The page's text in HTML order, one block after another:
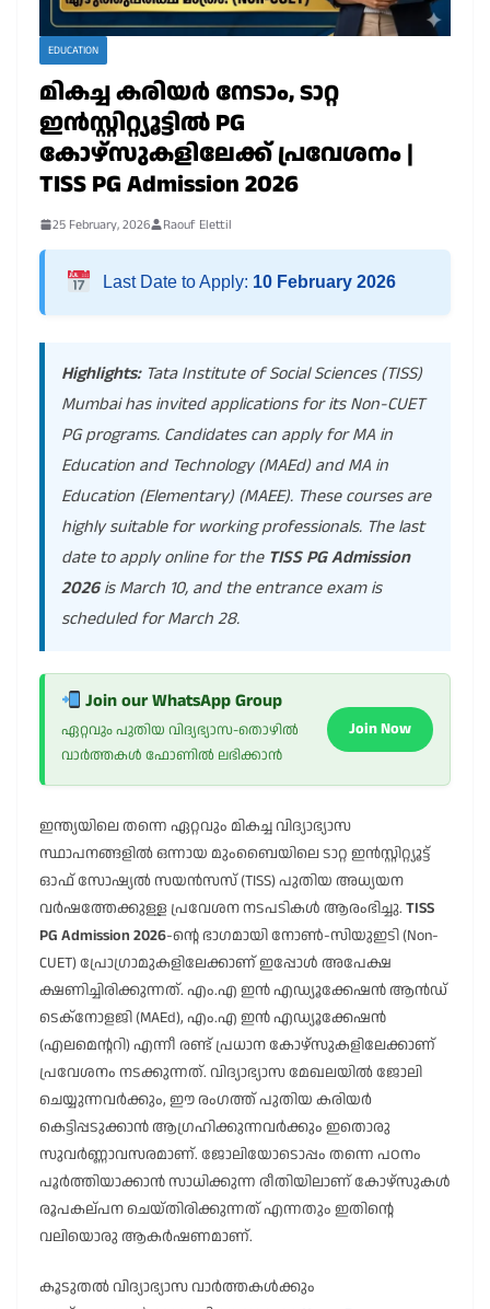
EDUCATION
മികച്ച കരിയർ നേടാം, ടാറ്റ
ഇൻസ്റ്റിറ്റ്യൂട്ടിൽ PG
കോഴ്സുകളിലേക്ക് പ്രവേശനം |
TISS PG Admission 2026
25 February, 2026 Raouf Elettil
Last Date to Apply: 10 February 2026
Highlights:Tata Institute of Social Sciences (TISS)
Mumbai has invited applications for its Non-CUET
PG programs. Candidates can apply for MA in
Education and Technology (MAEd) and MA in
Education (Elementary) (MAEE). These courses are
highly suitable for working professionals. The last
date to apply online for the TISS PG Admission
2026is March 10, and the entrance exam is
scheduled for March 28.
Join our WhatsApp Group
ഏറ്റവും പുതിയ വിദ്യഭ്യാസ-തൊഴിൽ
വാർത്തകൾ ഫോണിൽ ലഭിക്കാൻ
Join Now
ഇന്ത്യയിലെ തന്നെ ഏറ്റവും മികച്ച വിദ്യാഭ്യാസ
സ്ഥാപനങ്ങളിൽ ഒന്നായ മുംബൈയിലെ ടാറ്റ ഇൻസ്റ്റിറ്റ്യൂട്ട്
ഓഫ് സോഷ്യൽ സയൻസസ് (TISS) പുതിയ അധ്യയന
വർഷത്തേക്കുള്ള പ്രവേശന നടപടികൾ ആരംഭിച്ചു. TISS
PG Admission 2026-ന്റെ ഭാഗമായി നോൺ-സിയുഇടി (Non-
CUET) പ്രോഗ്രാമുകളിലേക്കാണ് ഇപ്പോൾ അപേക്ഷ
ക്ഷണിച്ചിരിക്കുന്നത്. എം.എ ഇൻ എഡ്യൂക്കേഷൻ ആൻഡ്
ടെക്നോളജി (MAEd), എം.എ ഇൻ എഡ്യൂക്കേഷൻ
(എലമെന്ററി) എന്നീ രണ്ട് പ്രധാന കോഴ്സുകളിലേക്കാണ്
പ്രവേശനം നടക്കുന്നത്. വിദ്യാഭ്യാസ മേഖലയിൽ ജോലി
ചെയ്യുന്നവർക്കും, ഈ രംഗത്ത് പുതിയ കരിയർ
കെട്ടിപ്പടുക്കാൻ ആഗ്രഹിക്കുന്നവർക്കും ഇതൊരു
സുവർണ്ണാവസരമാണ്. ജോലിയോടൊപ്പം തന്നെ പഠനം
പൂർത്തിയാക്കാൻ സാധിക്കുന്ന രീതിയിലാണ് കോഴ്സുകൾ
രൂപകല്പന ചെയ്തിരിക്കുന്നത് എന്നതും ഇതിന്റെ
വലിയൊരു ആകർഷണമാണ്.
കൂടുതൽ വിദ്യാഭ്യാസ വാർത്തകൾക്കും